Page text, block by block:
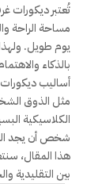
تُعتبر ديكورات
مساحة الراحة
يوم طويل.
بالذكاء
أساليب ديكورات
مثل الذوق
الكلاسيكية
شخص أن يجد
هذا المقال،
بين التقليدية